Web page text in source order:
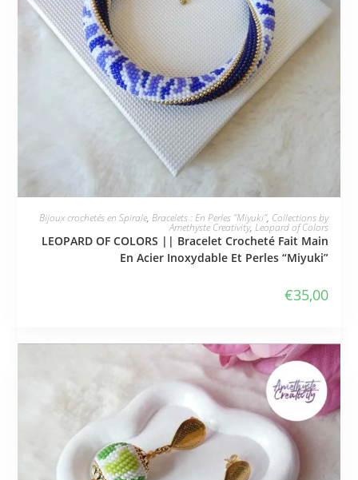
JE L'ADOPTE
Bijoux crochetés en Spirale, Bracelets : En Perles "Miyuki", Collections by
Amethyste Creativity, Leopard of Colors
LEOPARD OF COLORS || Bracelet Crocheté Fait Main
En Acier Inoxydable Et Perles “Miyuki”
€35,00